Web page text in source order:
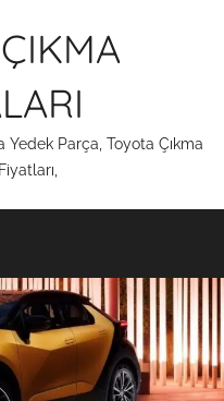
Yedek Parça, Toyota Çıkma